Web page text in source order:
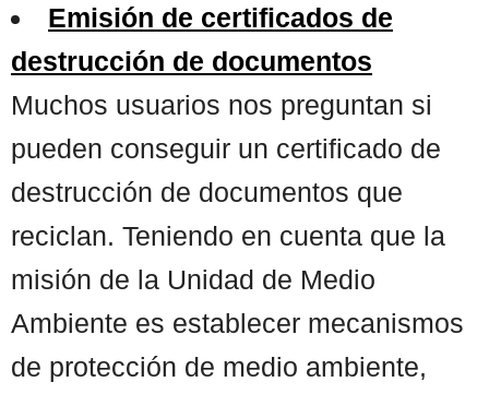
Emisión de certificados de
destrucción de documentos
Muchos usuarios nos preguntan si
pueden conseguir un certificado de
destrucción de documentos que
reciclan. Teniendo en cuenta que la
misión de la Unidad de Medio
Ambiente es establecer mecanismos
de protección de medio ambiente,